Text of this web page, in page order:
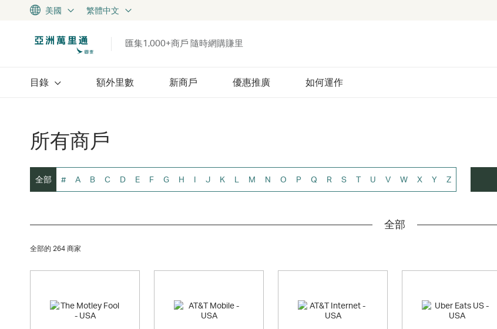
美國 繁體中文
匯集1,000+商戶 隨時網購賺里
目錄 額外里數 新商戶 優惠推廣 如何運作
所有商戶
全部 # A B C D E F G H I J K L M N O P Q R S T U V W X Y Z
全部
全部的 264 商家